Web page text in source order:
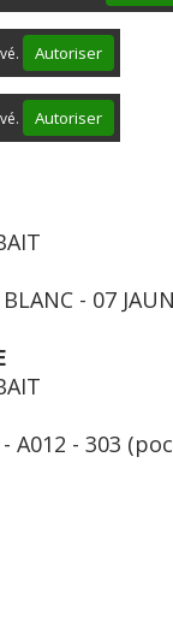
Autoriser
Autoriser
- 07
A012 - 303